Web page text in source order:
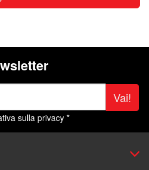
Vai!
sulla privacy *